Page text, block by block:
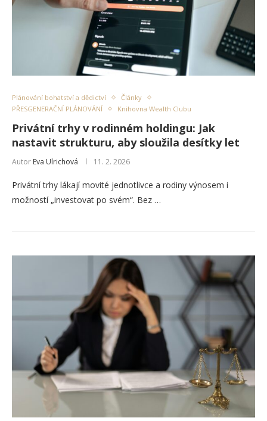
Plánování bohatství a dědictví
Články
PŘESGENERAČNÍ PLÁNOVÁNÍ
Knihovna Wealth Clubu
Privátní trhy v rodinném holdingu: Jak
nastavit strukturu, aby sloužila desítky let
Autor Eva Ulrichová 11. 2. 2026
Privátní trhy lákají movité jednotlivce a rodiny výnosem i
možností „investovat po svém“. Bez …